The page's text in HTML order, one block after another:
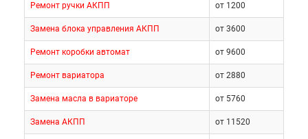
Ремонт ручки АКПП от 1200
Замена блока управления АКПП от 3600
Ремонт коробки автомат от 9600
Ремонт вариатора от 2880
Замена масла в вариаторе от 5760
Замена АКПП от 11520